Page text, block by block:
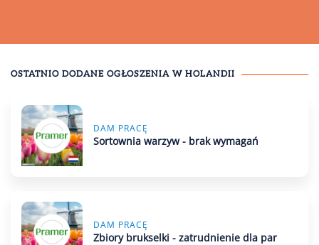
OSTATNIO DODANE OGŁOSZENIA W HOLANDII
DAM PRACĘ
Sortownia warzyw - brak wymagań
DAM PRACĘ
Zbiory brukselki - zatrudnienie dla par